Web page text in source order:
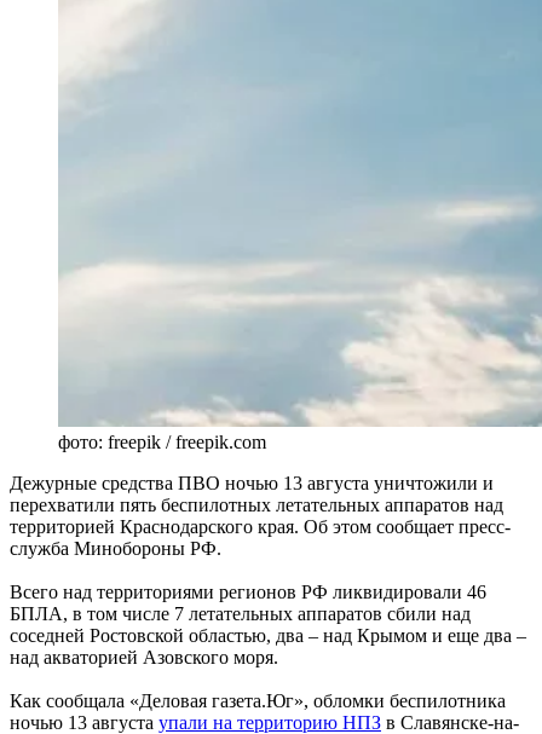
фото: freepik / freepik.com
Дежурные средства ПВО ночью 13 августа уничтожили и
перехватили пять беспилотных летательных аппаратов над
территорией Краснодарского края. Об этом сообщает пресс-
служба Минобороны РФ.
Всего над территориями регионов РФ ликвидировали 46
БПЛА, в том числе 7 летательных аппаратов сбили над
соседней Ростовской областью, два – над Крымом и еще два –
над акваторией Азовского моря.
Как сообщала «Деловая газета.Юг», обломки беспилотника
ночью 13 августа упали на территорию НПЗ в Славянске-на-